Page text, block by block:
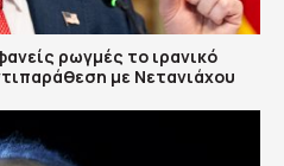
ρωγμές το ιρανικό
με Νετανιάχου